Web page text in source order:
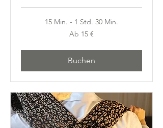
15 Min. - 1 Std. 30 Min.
Ab 15 €
Buchen